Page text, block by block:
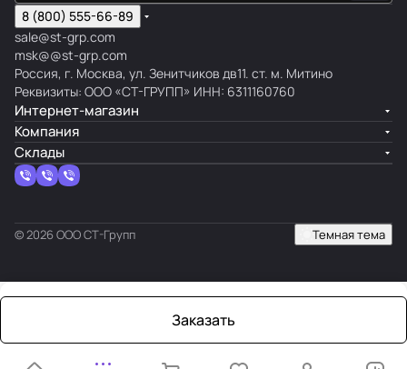
Заказать
8 (800) 555-66-89
sale@st-grp.com
msk@@st-grp.com
Россия, г. Москва, ул. Зенитчиков дв11. ст. м. Митино
Реквизиты: ООО «СТ-ГРУПП» ИНН: 6311160760
Интернет-магазин
Компания
Склады
© 2026 ООО СТ-Групп Темная тема